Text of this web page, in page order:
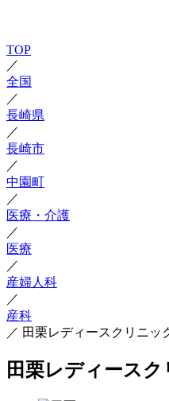
TOP
／
全国
／
長崎県
／
長崎市
／
中園町
／
医療・介護
／
医療
／
産婦人科
／
産科
／ 田栗レディースクリニッ
田栗レディースク